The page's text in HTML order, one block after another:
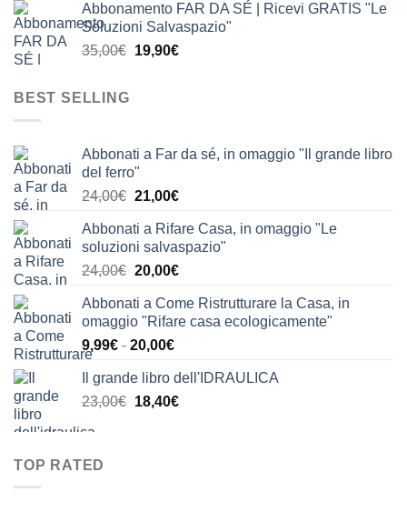
originale
era:
63,90€.
attuale
è:
39,90€.
Abbonamento FAR DA SÉ | Ricevi GRATIS "Le
Soluzioni Salvaspazio"
35,00€ Il
19,90€Il
BEST SELLING
Abbonati a Far da sé, in omaggio "Il grande libro
del ferro"
24,00€ Il
originale
era:
24,00€.
21,00€Il
attuale
è:
21,00€.
Abbonati a Rifare Casa, in omaggio "Le
soluzioni salvaspazio"
24,00€ Il
originale
era:
24,00€.
20,00€Il
attuale
è:
Abbonati a Come Ristrutturare la Casa, in
omaggio "Rifare casa ecologicamente"
9,99€ - 20,00€Fascia
prezzo:
da
Il grande libro dell'IDRAULICA
23,00€ Il
18,40€Il
TOP RATED